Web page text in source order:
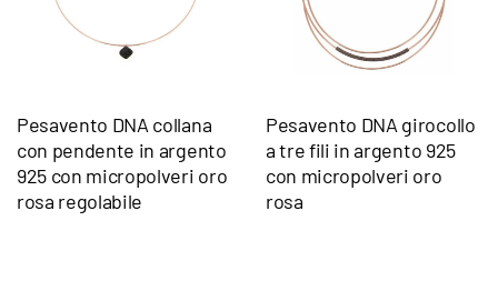
Pesavento DNA collana
con pendente in argento
925 con micropolveri oro
rosa regolabile
Pesavento DNA girocollo
a tre fili in argento 925
con micropolveri oro
rosa